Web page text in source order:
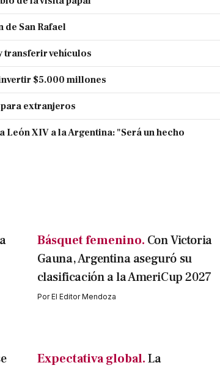
de San Rafael
transferir vehículos
$5.000 millones
extranjeros
XIV a la Argentina: "Será un hecho
Básquet femenino. Con Victoria
Gauna, Argentina aseguró su
clasificación a la AmeriCup 2027
PorEl Editor Mendoza
Expectativa global.La